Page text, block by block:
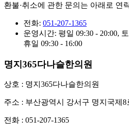
환불·취소에 관한 문의는 아래로 연
전화: 051-207-1365
운영시간: 평일 09:30 - 20:00,
휴일 09:30 - 16:00
명지365다나슬한의원
상호 : 명지365다나슬한의원
주소 : 부산광역시 강서구 명지국제8
전화 : 051-207-1365